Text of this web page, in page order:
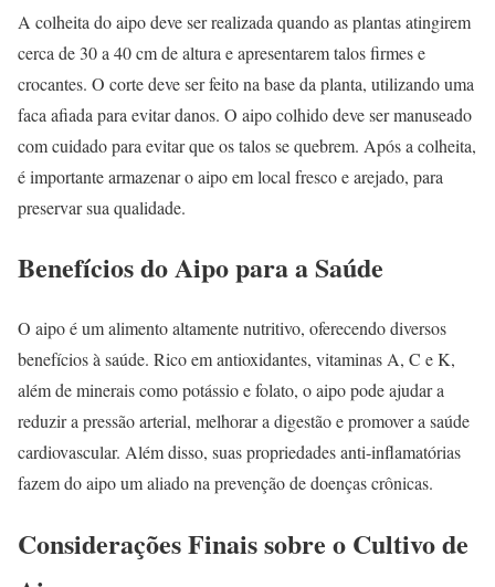
A colheita do aipo deve ser realizada quando as plantas atingirem
cerca de 30 a 40 cm de altura e apresentarem talos firmes e
crocantes. O corte deve ser feito na base da planta, utilizando uma
faca afiada para evitar danos. O aipo colhido deve ser manuseado
com cuidado para evitar que os talos se quebrem. Após a colheita,
é importante armazenar o aipo em local fresco e arejado, para
preservar sua qualidade.
Benefícios do Aipo para a Saúde
O aipo é um alimento altamente nutritivo, oferecendo diversos
benefícios à saúde. Rico em antioxidantes, vitaminas A, C e K,
além de minerais como potássio e folato, o aipo pode ajudar a
reduzir a pressão arterial, melhorar a digestão e promover a saúde
cardiovascular. Além disso, suas propriedades anti-inflamatórias
fazem do aipo um aliado na prevenção de doenças crônicas.
Considerações Finais sobre o Cultivo de